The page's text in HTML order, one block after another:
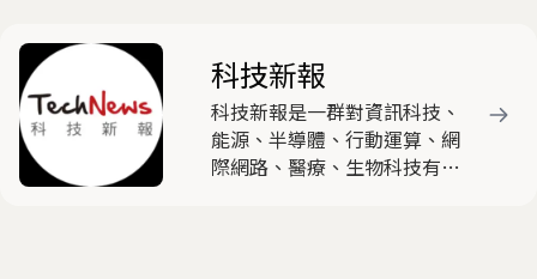
科技新報
科技新報是一群對資訊科技、
能源、半導體、行動運算、網
際網路、醫療、生物科技有高